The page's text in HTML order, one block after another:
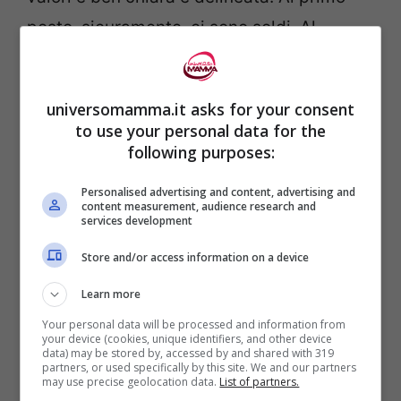
posto, sicuramente, ci sono soldi. Al
secondo, invece, c’è la carriera e
sarebbero disposti a tutto pur di farla!
Quali sono, però, questi segni zodiacali di
cui vi stiamo parlando?
IlToroè sicuramente tra i segni più
incrementare il proprio patrimonio
ed il proprio grado a lavoro, chi è
nato sotto questa stella accetta tutti
gli incarichi nuovi che gli vengono
proposti. Fate molta attenzione,
universomamma.it asks for your consent
to use your personal data for the
following purposes:
Personalised advertising and content, advertising and
content measurement, audience research and
services development
Store and/or access information on a device
Learn more
Your personal data will be processed and information from
your device (cookies, unique identifiers, and other device
data) may be stored by, accessed by and shared with 319
partners, or used specifically by this site. We and our partners
may use precise geolocation data. List of partners.